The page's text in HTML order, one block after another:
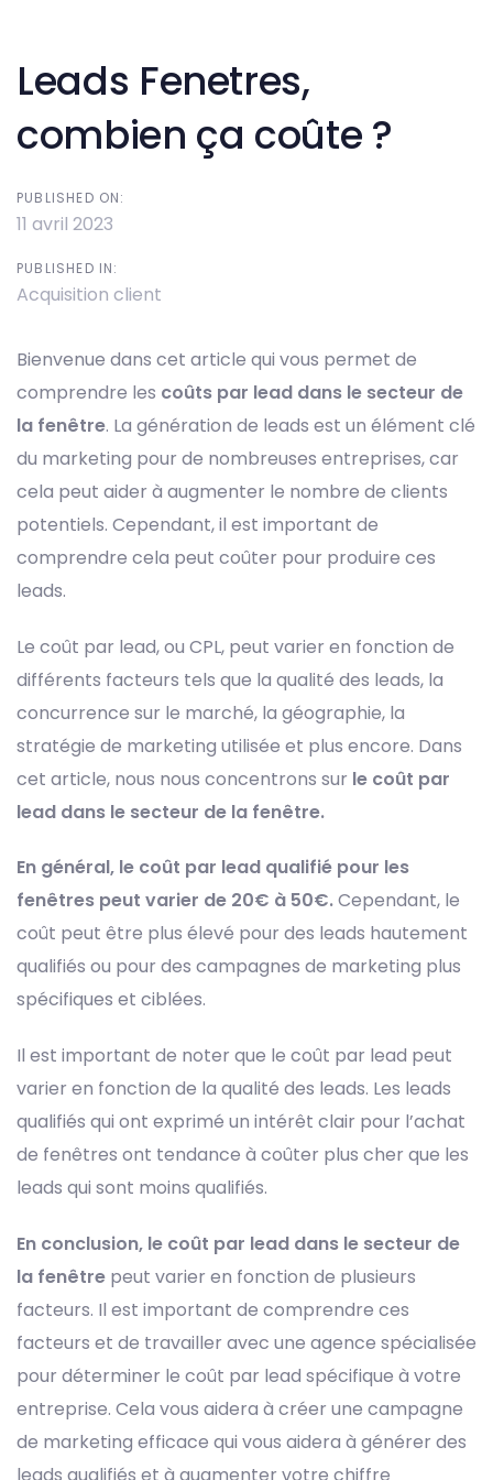
Leads Fenetres,
combien ça coûte ?
PUBLISHED ON:
11 avril 2023
PUBLISHED IN:
Acquisition client
Bienvenue dans cet article qui vous permet de
comprendre les coûts par lead dans le secteur de
la fenêtre. La génération de leads est un élément clé
du marketing pour de nombreuses entreprises, car
cela peut aider à augmenter le nombre de clients
potentiels. Cependant, il est important de
comprendre cela peut coûter pour produire ces
leads.
Le coût par lead, ou CPL, peut varier en fonction de
différents facteurs tels que la qualité des leads, la
concurrence sur le marché, la géographie, la
stratégie de marketing utilisée et plus encore. Dans
cet article, nous nous concentrons sur le coût par
lead dans le secteur de la fenêtre.
En général, le coût par lead qualifié pour les
fenêtres peut varier de 20€ à 50€.Cependant, le
coût peut être plus élevé pour des leads hautement
qualifiés ou pour des campagnes de marketing plus
spécifiques et ciblées.
Il est important de noter que le coût par lead peut
varier en fonction de la qualité des leads. Les leads
qualifiés qui ont exprimé un intérêt clair pour l’achat
de fenêtres ont tendance à coûter plus cher que les
leads qui sont moins qualifiés.
En conclusion, le coût par lead dans le secteur de
la fenêtre peut varier en fonction de plusieurs
facteurs. Il est important de comprendre ces
facteurs et de travailler avec une agence spécialisée
pour déterminer le coût par lead spécifique à votre
entreprise. Cela vous aidera à créer une campagne
de marketing efficace qui vous aidera à générer des
navigation